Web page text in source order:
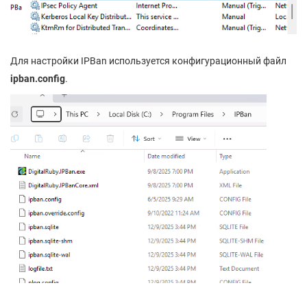
Для настройки IPBan используется конфигурационный файл
ipban.config.